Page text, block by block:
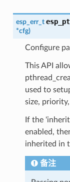
esp_err_t
*cfg)
Configure
This API
used to
size,
If the
enabled,
inherited in
备注